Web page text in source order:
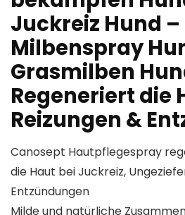
Juckreiz Hund –
Milbenspray
Grasmilben
Regeneriert die
Reizungen &
Canosept Hautpflegespray
die Haut bei Juckreiz,
Entzündungen
Milde und natürliche